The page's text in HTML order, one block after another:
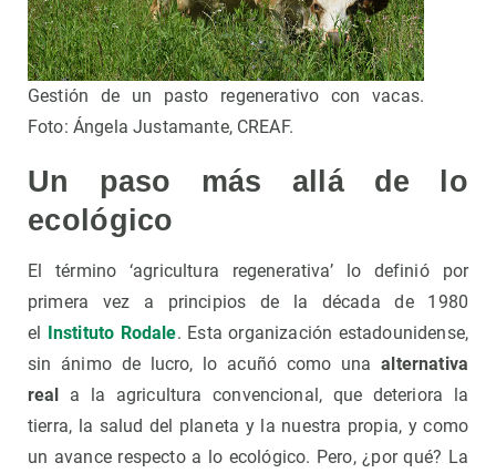
Gestión de un pasto regenerativo con vacas.
Foto: Ángela Justamante, CREAF.
Un paso más allá de lo
ecológico
El término ‘agricultura regenerativa’ lo definió por
primera vez a principios de la década de 1980
el Instituto Rodale. Esta organización estadounidense,
sin ánimo de lucro, lo acuñó como unaalternativa
real a la agricultura convencional, que deteriora la
tierra, la salud del planeta y la nuestra propia, y como
un avance respecto a lo ecológico. Pero, ¿por qué? La